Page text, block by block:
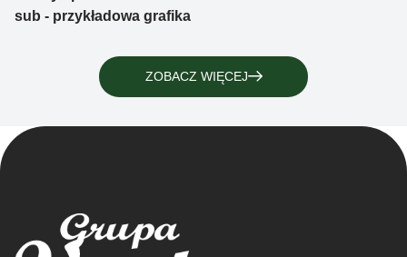
sub - przykładowa grafika
ZOBACZ WIĘCEJ